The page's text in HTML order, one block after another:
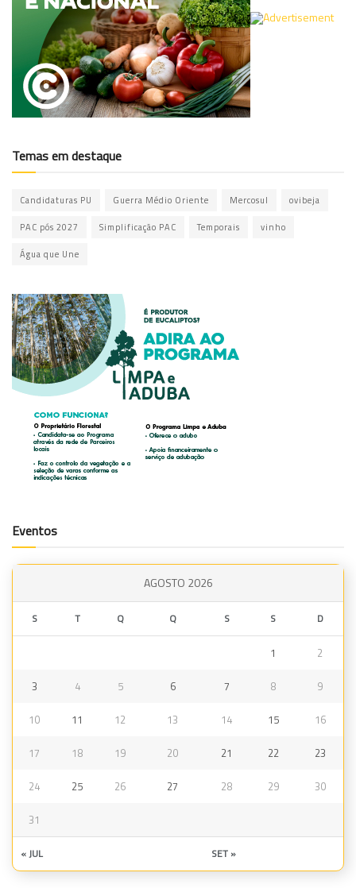
Temas em destaque
Candidaturas PU Guerra Médio Oriente Mercosul ovibeja
PAC pós 2027 Simplificação PAC Temporais vinho
Água que Une
Eventos
AGOSTO 2026
S T Q Q S S D
1 2
3 4 5 6 7 8 9
10 11 12 13 14 15 16
17 18 19 20 21 22 23
24 25 26 27 28 29 30
31
« JUL SET »